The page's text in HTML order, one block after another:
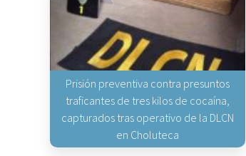
Prisión preventiva contra presuntos
traficantes de tres kilos de cocaína,
capturados tras operativo de la DLCN
en Choluteca